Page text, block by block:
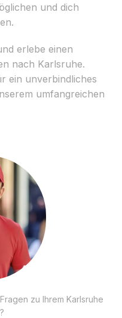
und dich
erlebe einen
nach Karlsruhe.
ein unverbindliches
umfangreichen
zu Ihrem Karlsruhe